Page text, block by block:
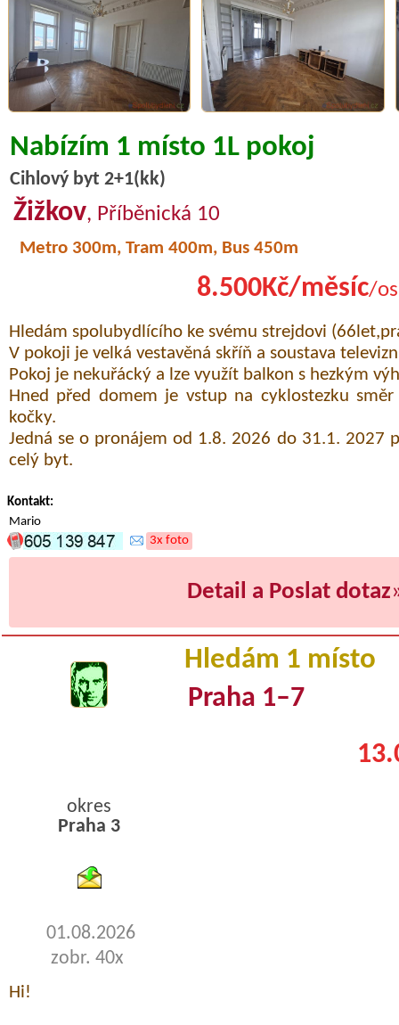
Nabízím 1 místo 1L pokoj
Cihlový byt 2+1(kk)
Žižkov, Příběnická 10
Metro 300m, Tram 400m, Bus 450m
8.500Kč/měsíc/
Hledám spolubydlícího ke svému strejdovi
V pokoji je velká vestavěná skříň a soustava
Pokoj je nekuřácký a lze využít balkon s hezkým
Hned před domem je vstup na cyklostezku
kočky.
Jedná se o pronájem od 1.8. 2026 do 31.1. 2027
celý byt.
Kontakt:
Mario
3x foto
Detail a Poslat dotaz
Hledám 1 místo
Praha 1–7
okres
Praha 3
01.08.2026
zobr. 40x
Hi!